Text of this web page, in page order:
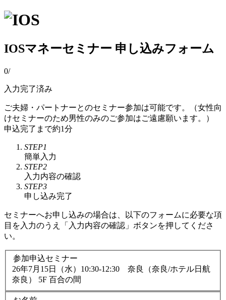
IOSマネーセミナー 申し込みフォーム
0/
入力完了済み
ご夫婦・パートナーとのセミナー参加は可能です。（女性向
けセミナーのため男性のみのご参加はご遠慮願います。）
申込完了まで約1分
STEP1
簡単入力
STEP2
入力内容の確認
STEP3
申し込み完了
セミナーへお申し込みの場合は、以下のフォームに必要な項
目を入力のうえ「入力内容の確認」ボタンを押してくださ
い。
参加申込セミナー
26年7月15日（水）10:30-12:30 奈良（奈良/ホテル日航
奈良） 5F 百合の間